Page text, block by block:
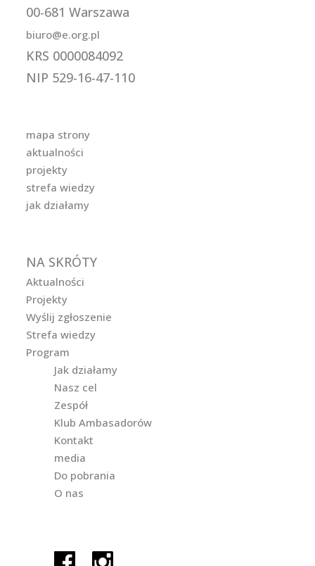
00-681 Warszawa
biuro@e.org.pl
KRS 0000084092
NIP 529-16-47-110
mapa strony
aktualności
projekty
strefa wiedzy
jak działamy
NA SKRÓTY
Aktualności
Projekty
Wyślij zgłoszenie
Strefa wiedzy
Program
Jak działamy
Nasz cel
Zespół
Klub Ambasadorów
Kontakt
media
Do pobrania
O nas